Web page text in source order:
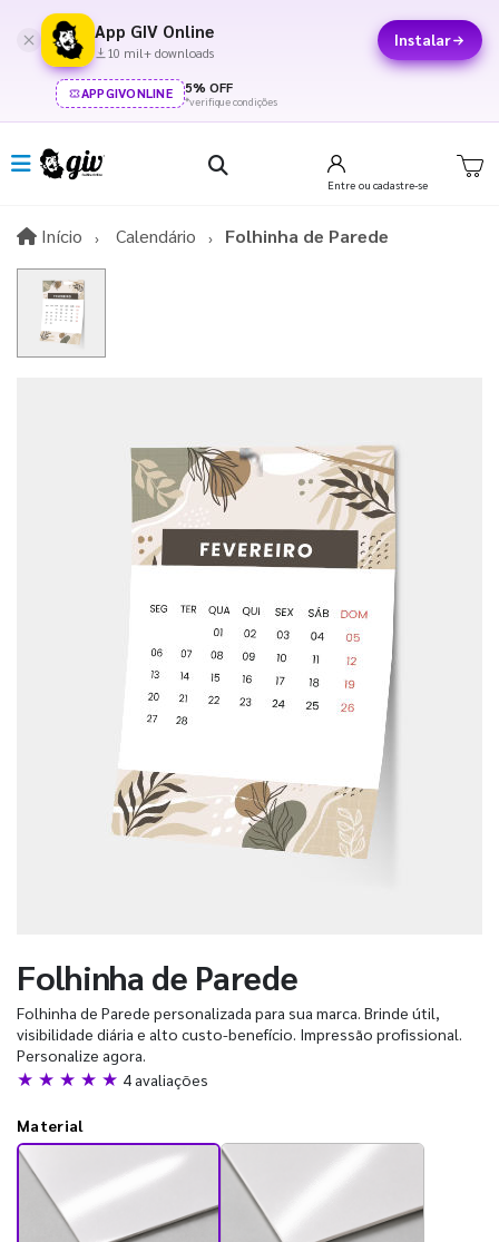
App GIV Online
10 mil+ downloads
Instalar
APPGIVONLINE 5% OFF
*verifique condições
Entre ou cadastre-se
Início InícioCalendário Folhinha de Parede
Folhinha de Parede
Folhinha de Parede personalizada para sua marca. Brinde útil,
visibilidade diária e alto custo-benefício. Impressão profissional.
Personalize agora.
★ ★ ★ ★ ★ 4 avaliações
Material